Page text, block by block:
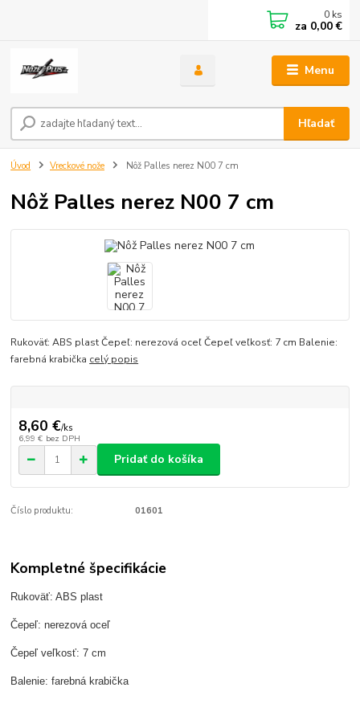
Menu
Hľadať
0 ks
za 0,00 €
Úvod Vreckové nože Nôž Palles nerez N00 7 cm
Nôž Palles nerez N00 7 cm
Rukoväť: ABS plast Čepeľ: nerezová oceľ Čepeľ veľkosť: 7 cm Balenie:
farebná krabička celý popis
8,60 €/ks
6,99 € bez DPH
Pridať do košíka
Číslo produktu: 01601
Kompletné špecifikácie
Rukoväť: ABS plast
Čepeľ: nerezová oceľ
Čepeľ veľkosť: 7 cm
Balenie: farebná krabička